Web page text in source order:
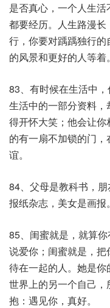
是否真心，一个人生
都要经历。人生路漫
行，你要对踽踽独行
的风景和更好的人等着。
83、有时候在生活中
生活中的一部分资料
得开怀大笑；他会让
的有一扇不加锁的门
谊。
84、父母是教科书，
报纸杂志，美女是画报。
85、闺蜜就是，就算
说爱你；闺蜜就是，
待在一起的人。她是
世界上的另一个自己
抱：遇见你，真好。